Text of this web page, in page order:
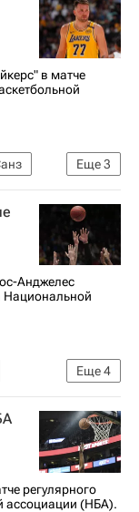
в матче
Еще3
Анджелес
Национальной
Еще4
регулярного
ассоциации (НБА).